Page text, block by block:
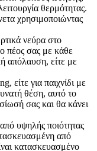
θερμότητας.
χρησιμοποιώντας
νεύρα στο
πέος σας με κάθε
απόλαυση, είτε με
είτε για παιχνίδι με
θέση, αυτό το
σας και θα κάνει
υψηλής ποιότητας
από
κατασκευασμένο